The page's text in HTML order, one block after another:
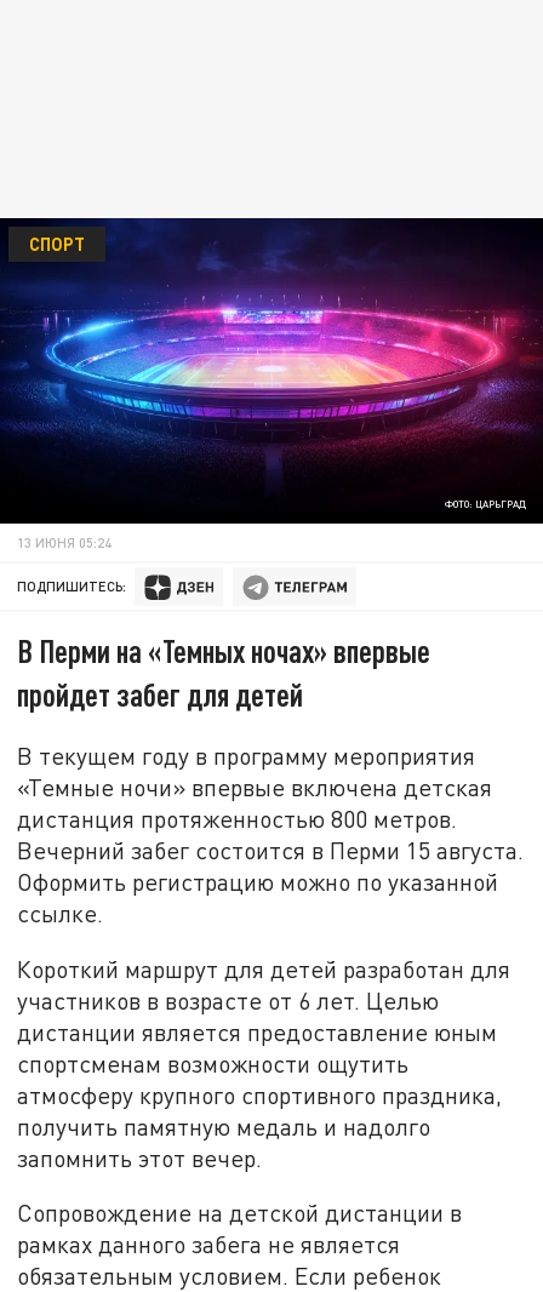
ФОТО: ЦАРЬГРАД
СПОРТ
13 ИЮНЯ 05:24
ПОДПИШИТЕСЬ:
В Перми на «Темных ночах» впервые
пройдет забег для детей
В текущем году в программу мероприятия
«Темные ночи» впервые включена детская
дистанция протяженностью 800 метров.
Вечерний забег состоится в Перми 15 августа.
Оформить регистрацию можно по указанной
ссылке.
Короткий маршрут для детей разработан для
участников в возрасте от 6 лет. Целью
дистанции является предоставление юным
спортсменам возможности ощутить
атмосферу крупного спортивного праздника,
получить памятную медаль и надолго
запомнить этот вечер.
Сопровождение на детской дистанции в
рамках данного забега не является
обязательным условием. Если ребенок